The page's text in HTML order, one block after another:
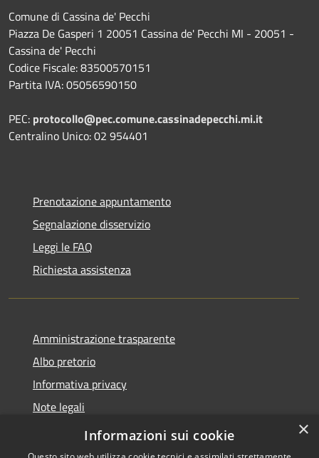
Comune di Cassina de' Pecchi
Piazza De Gasperi 1 20051 Cassina de' Pecchi MI - 20051 -
Cassina de' Pecchi
Codice Fiscale: 83500570151
Partita IVA: 05056590150
PEC: protocollo@pec.comune.cassinadepecchi.mi.it
Centralino Unico: 02 954401
Prenotazione appuntamento
Segnalazione disservizio
Leggi le FAQ
Richiesta assistenza
Amministrazione trasparente
Albo pretorio
Informativa privacy
Note legali
Dichiarazione di accessibilità
×
Informazioni sui cookie